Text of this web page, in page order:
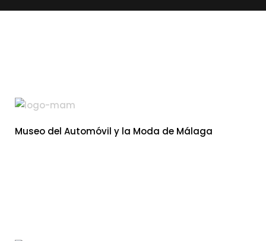
Museo del Automóvil y la Moda de Málaga